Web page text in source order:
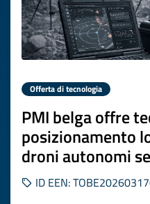
Offerta di tecnologia
PMI belga offre
posizionamento
droni autonomi
ID EEN: